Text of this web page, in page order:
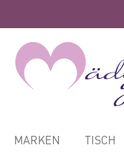
MARKEN TISCH